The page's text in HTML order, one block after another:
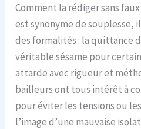
Comment la rédiger sans
est synonyme de souplesse,
des formalités : la quittance
véritable sésame pour
attarde avec rigueur et
bailleurs ont tous intérêt à
pour éviter les tensions ou
l’image d’une mauvaise